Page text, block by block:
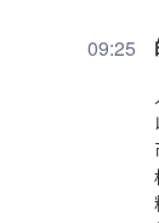
09:25